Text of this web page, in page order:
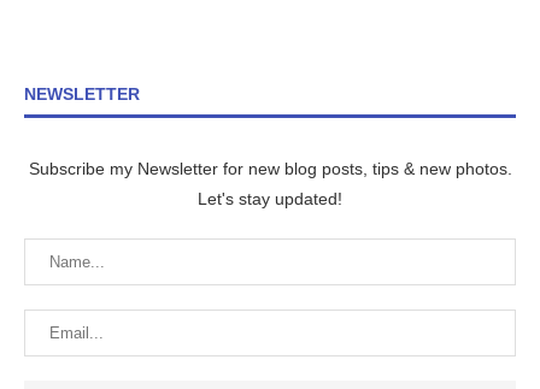
NEWSLETTER
Subscribe my Newsletter for new blog posts, tips & new photos.
Let's stay updated!